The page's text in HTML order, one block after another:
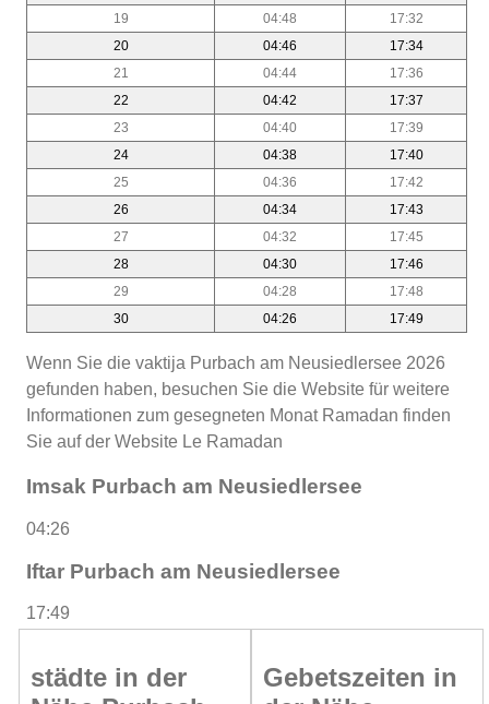
19
04:48
17:32
20
04:46
17:34
21
04:44
17:36
22
04:42
17:37
23
04:40
17:39
24
04:38
17:40
25
04:36
17:42
26
04:34
17:43
27
04:32
17:45
28
04:30
17:46
29
04:28
17:48
30
04:26 17:49
Wenn Sie die vaktija Purbach am Neusiedlersee 2026
gefunden haben, besuchen Sie die Website für weitere
Informationen zum gesegneten Monat Ramadan finden
Sie auf der Website Le Ramadan
Imsak Purbach am Neusiedlersee
04:26
Iftar Purbach am Neusiedlersee
17:49
städte in der
Gebetszeiten in